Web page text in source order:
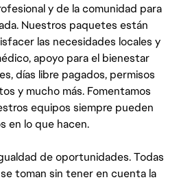
y de la comunidad para
Nuestros paquetes están
las necesidades locales y
apoyo para el bienestar
días libre pagados, permisos
y mucho más. Fomentamos
equipos siempre pueden
en lo que hacen.
de oportunidades. Todas
toman sin tener en cuenta la